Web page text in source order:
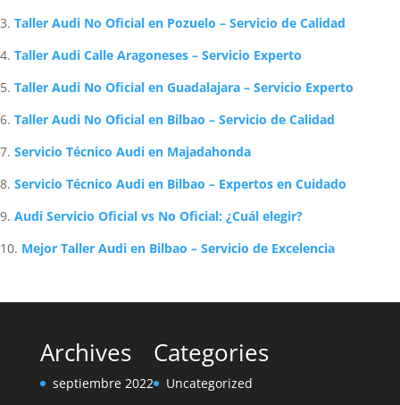
Taller Audi No Oficial en Pozuelo – Servicio de Calidad
Taller Audi Calle Aragoneses – Servicio Experto
Taller Audi No Oficial en Guadalajara – Servicio Experto
Taller Audi No Oficial en Bilbao – Servicio de Calidad
Servicio Técnico Audi en Majadahonda
Servicio Técnico Audi en Bilbao – Expertos en Cuidado
Audi Servicio Oficial vs No Oficial: ¿Cuál elegir?
Mejor Taller Audi en Bilbao – Servicio de Excelencia
Archives
septiembre 2022
Categories
Uncategorized